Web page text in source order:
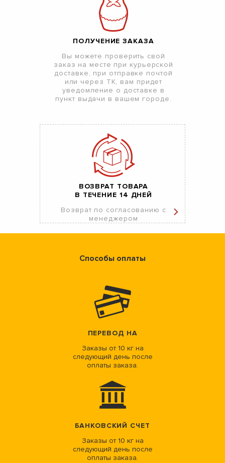
ПОЛУЧЕНИЕ ЗАКАЗА
Вы можете проверить свой
заказ на месте при курьерской
доставке, при отправке почтой
или через ТК, вам придет
уведомление о доставке в
пункт выдачи в вашем городе.
ВОЗВРАТ ТОВАРА
В ТЕЧЕНИЕ 14 ДНЕЙ
Возврат по согласованию с
менеджером
Способы оплаты
ПЕРЕВОД НА
Заказы от 10 кг на
следующий день после
оплаты заказа.
БАНКОВСКИЙ СЧЕТ
Заказы от 10 кг на
следующий день после
оплаты заказа.